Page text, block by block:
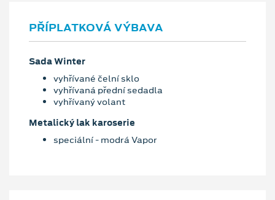
PŘÍPLATKOVÁ VÝBAVA
Sada Winter
vyhřívané čelní sklo
vyhřívaná přední sedadla
vyhřívaný volant
Metalický lak karoserie
speciální - modrá Vapor